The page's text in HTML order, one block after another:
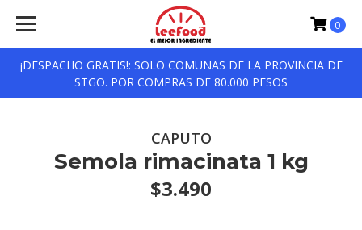
¡DESPACHO GRATIS!: SOLO COMUNAS DE LA PROVINCIA DE
STGO. POR COMPRAS DE 80.000 PESOS
0
CAPUTO
Semola rimacinata 1 kg
$3.490